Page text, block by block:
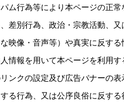
ム行為等により本ページの正
差別行為、政治・宗教活動、又
映像・音声等）や真実に反す
情報を用いて本ページを利用す
ンクの設定及び広告バナーの
る行為、又は公序良俗に反する